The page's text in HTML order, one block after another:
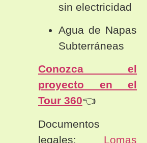
sin electricidad
Agua de Napas
Subterráneas
Conozca el
proyecto en el
Tour 360👈
Documentos
legales: Lomas